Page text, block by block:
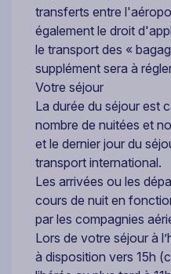
transferts entre
également le droit
le transport des «
supplément sera à
Votre séjour
La durée du séjour est
nombre de nuitées et
et le dernier jour du
transport international.
Les arrivées ou les
cours de nuit en
par les compagnies
Lors de votre séjour à
à disposition vers 15h